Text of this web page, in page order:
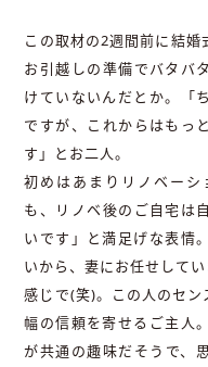
この取材の2週間前に結
お引越しの準備でバタバ
けていないんだとか。「
ですが、これからはもっ
す」とお二人。
初めはあまりリノベーシ
も、リノベ後のご自宅は
いです」と満足げな表情
いから、妻にお任せして
感じで(笑)。この人のセ
幅の信頼を寄せるご主人
が共通の趣味だそうで、